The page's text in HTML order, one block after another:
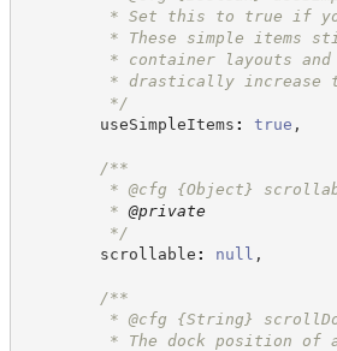
* Set this to true if you
* These simple items still
* container layouts and
* drastically increase the
*/
useSimpleItems : true ,
/**
* @cfg {Object}
* @private
*/
scrollable : null ,
/**
* @cfg {String}
* The dock position of a